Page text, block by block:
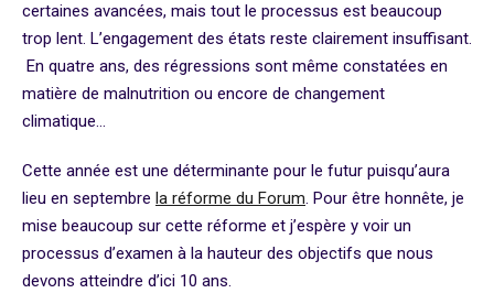
certaines avancées, mais tout le processus est beaucoup
trop lent. L’engagement des états reste clairement insuffisant.
En quatre ans, des régressions sont même constatées en
matière de malnutrition ou encore de changement
climatique…
Cette année est une déterminante pour le futur puisqu’aura
lieu en septembre la réforme du Forum. Pour être honnête, je
mise beaucoup sur cette réforme et j’espère y voir un
processus d’examen à la hauteur des objectifs que nous
devons atteindre d’ici 10 ans.